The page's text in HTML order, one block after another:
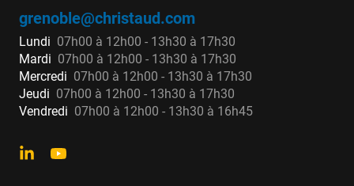
grenoble@christaud.com
Lundi 07h00 à 12h00 - 13h30 à 17h30
Mardi 07h00 à 12h00 - 13h30 à 17h30
Mercredi 07h00 à 12h00 - 13h30 à 17h30
Jeudi 07h00 à 12h00 - 13h30 à 17h30
Vendredi 07h00 à 12h00 - 13h30 à 16h45